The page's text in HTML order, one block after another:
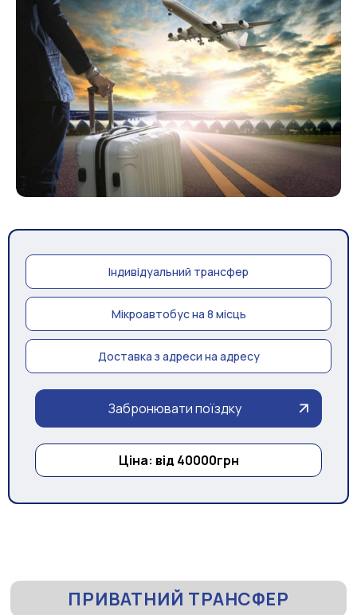
Індивідуальний трансфер
Мікроавтобус на 8 місць
Доставка з адреси на адресу
Забронювати поїздку
Ціна: від 40000грн
ПРИВАТНИЙ ТРАНСФЕР